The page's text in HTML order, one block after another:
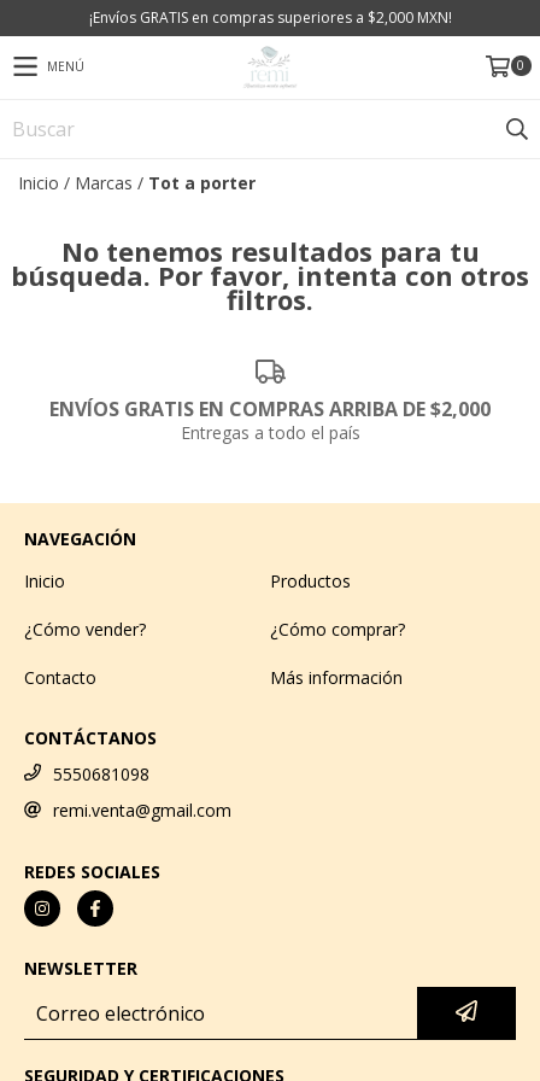
¡Envíos GRATIS en compras superiores a $2,000 MXN!
MENÚ 0
Inicio / Marcas / Tot a porter
No tenemos resultados para tu
búsqueda. Por favor, intenta con otros
filtros.
ENVÍOS GRATIS EN COMPRAS ARRIBA DE $2,000
Entregas a todo el país
NAVEGACIÓN
Inicio
Productos
¿Cómo vender? ¿Cómo comprar?
Contacto Más información
CONTÁCTANOS
5550681098
remi.venta@gmail.com
REDES SOCIALES
NEWSLETTER
SEGURIDAD Y CERTIFICACIONES